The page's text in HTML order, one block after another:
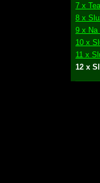
7 x
8 x
9 x Na
10 x
11 x
12 x